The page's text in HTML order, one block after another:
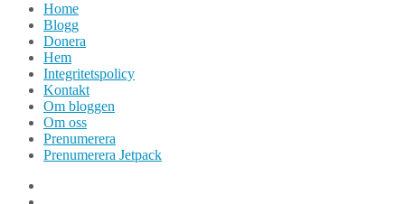
Home
Blogg
Donera
Hem
Integritetspolicy
Kontakt
Om bloggen
Om oss
Prenumerera
Prenumerera Jetpack